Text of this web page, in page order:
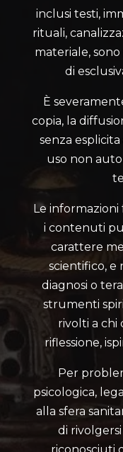
inclusi testi,
rituali,
materiale,
di
È
copia, la
senza
uso non
Le
i contenuti
carattere
scientifico, e
diagnosi o
strumenti
rivolti a chi
riflessione,
Per
psicologica,
alla sfera
di